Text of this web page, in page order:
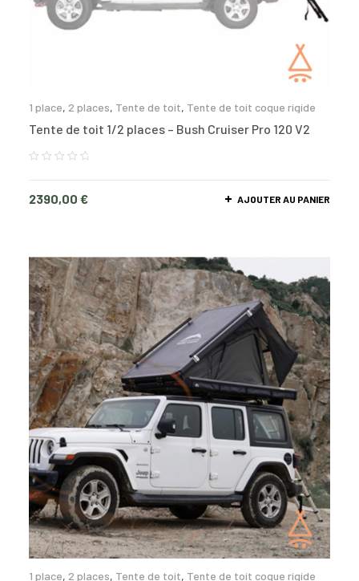
1 place, 2 places, Tente de toit, Tente de toit coque rigide
Tente de toit 1/2 places – Bush Cruiser Pro 120 V2
2390,00 € AJOUTER AU PANIER
1 place, 2 places, Tente de toit, Tente de toit coque rigide